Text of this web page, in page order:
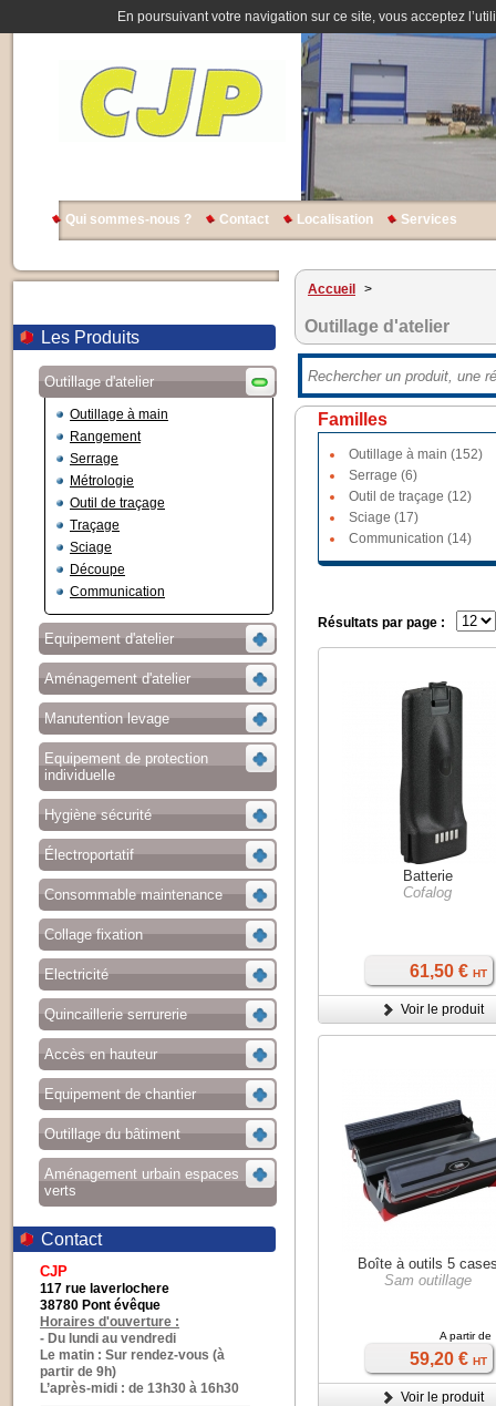
En poursuivant votre navigation sur ce site, vous acceptez
Qui sommes-nous ? Contact Localisation Services
Les Produits
Outillage d'atelier
Outillage à main
Rangement
Serrage
Métrologie
Outil de traçage
Traçage
Sciage
Découpe
Communication
Equipement d'atelier
Aménagement d'atelier
Manutention levage
Equipement de protection
individuelle
Hygiène sécurité
Électroportatif
Consommable maintenance
Collage fixation
Electricité
Quincaillerie serrurerie
Accès en hauteur
Equipement de chantier
Outillage du bâtiment
Aménagement urbain espaces
verts
Contact
CJP
117 rue laverlochere
38780 Pont évêque
Horaires d'ouverture :
- Du lundi au vendredi
Le matin : Sur rendez-vous (à
partir de 9h)
L’après-midi : de 13h30 à 16h30
Accueil >
Outillage d'atelier
Familles
Outillage à main (152)
Serrage (6)
Outil de traçage (12)
Sciage (17)
Communication (14)
Résultats par page :
Batterie
Cofalog
61,50 € HT
Voir le produit
Boîte à outils 5
Sam outillage
A partir de
59,20 € HT
Voir le produit